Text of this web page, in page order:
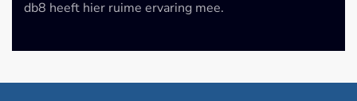
db8 heeft hier ruime ervaring mee.